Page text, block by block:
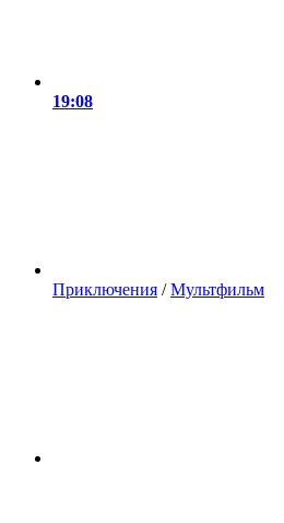
19:08
Приключения /Мультфильм